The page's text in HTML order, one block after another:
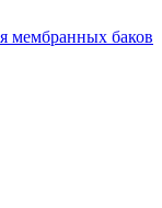
мембранных баков